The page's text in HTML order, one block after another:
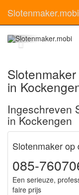
Slotenmaker.mobi
in
Ingeschreven
in Kockengen
Slotenmaker op
085-
Een serieuze,
faire prijs